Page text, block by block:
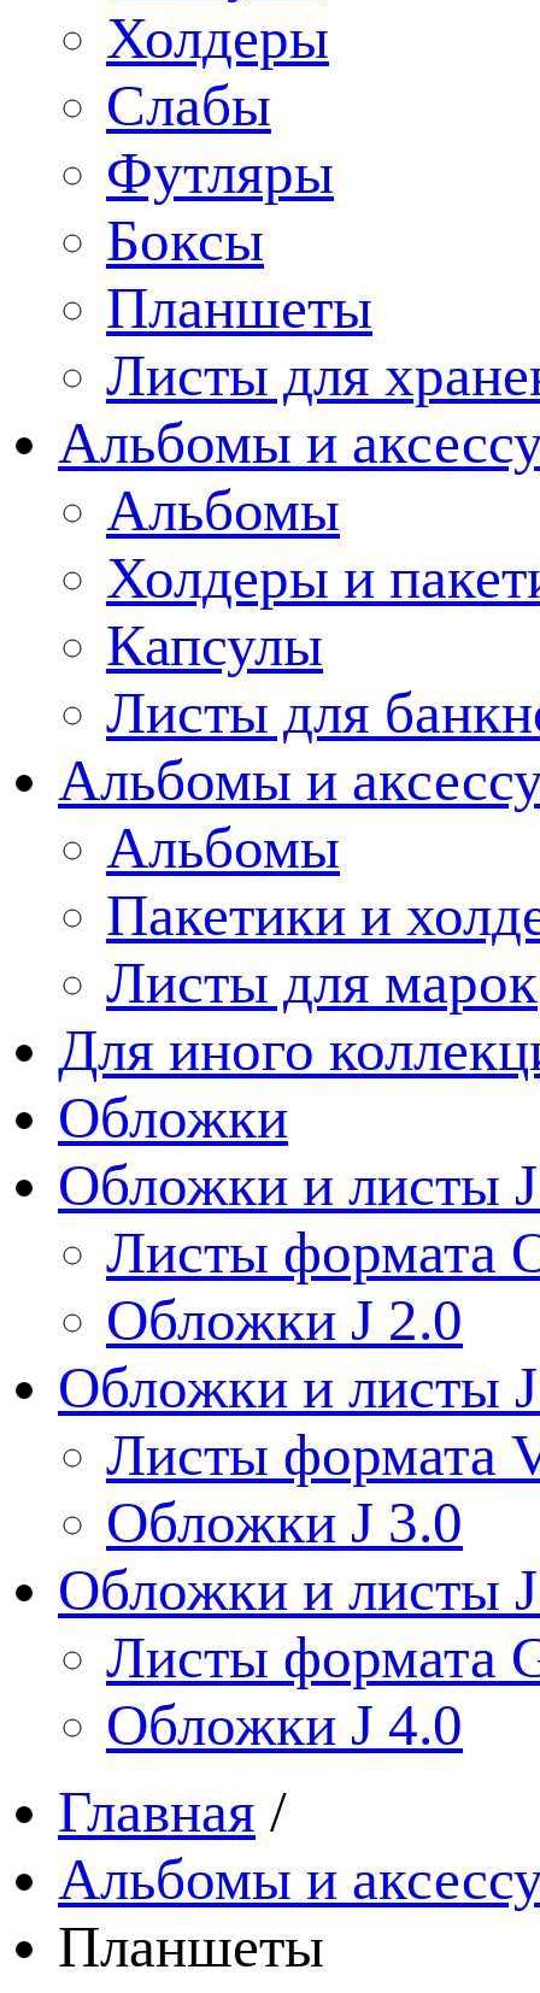
Холдеры
Слабы
Футляры
Боксы
Планшеты
Листы для
Альбомы и
Альбомы
Холдеры и
Капсулы
Листы для
Альбомы и
Альбомы
Пакетики и
Листы для марок
Для иного
Обложки
Обложки и листы
Листы формата
Обложки J 2.0
Обложки и листы
Листы формата
Обложки J 3.0
Обложки и листы
Листы формата
Обложки J 4.0
Главная /
Альбомы и
Планшеты